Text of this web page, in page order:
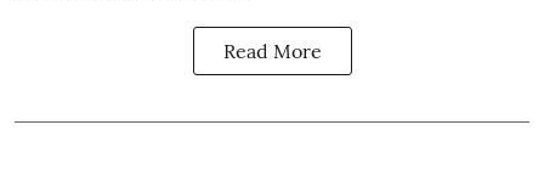
Read More